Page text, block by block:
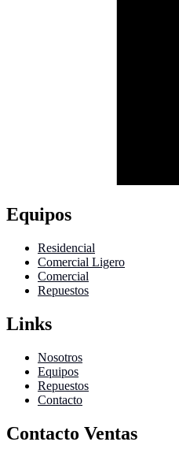
Equipos
Residencial
Comercial Ligero
Comercial
Repuestos
Links
Nosotros
Equipos
Repuestos
Contacto
Contacto Ventas